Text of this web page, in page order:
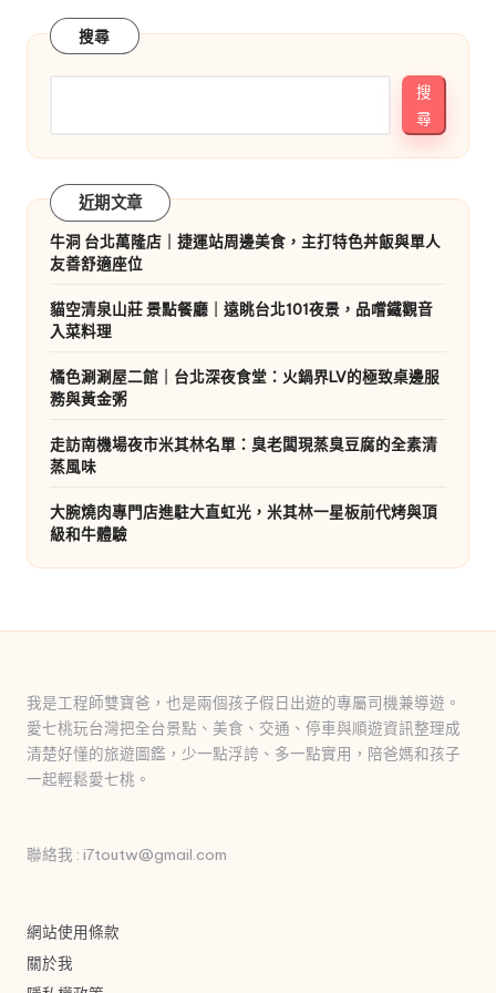
搜尋
搜
尋
近期文章
牛洞 台北萬隆店｜捷運站周邊美食，主打特色丼飯與單人
友善舒適座位
貓空清泉山莊 景點餐廳｜遠眺台北101夜景，品嚐鐵觀音
入菜料理
橘色涮涮屋二館｜台北深夜食堂：火鍋界LV的極致桌邊服
務與黃金粥
走訪南機場夜市米其林名單：臭老闆現蒸臭豆腐的全素清
蒸風味
大腕燒肉專門店進駐大直虹光，米其林一星板前代烤與頂
級和牛體驗
我是工程師雙寶爸，也是兩個孩子假日出遊的專屬司機兼導遊。
愛七桃玩台灣把全台景點、美食、交通、停車與順遊資訊整理成
清楚好懂的旅遊圖鑑，少一點浮誇、多一點實用，陪爸媽和孩子
一起輕鬆愛七桃。
聯絡我 : i7toutw@gmail.com
網站使用條款
關於我